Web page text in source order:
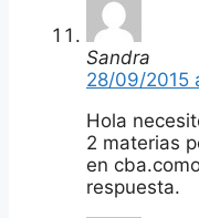
Sandra
28/09/2015
Hola
2 materias
en
respuesta.